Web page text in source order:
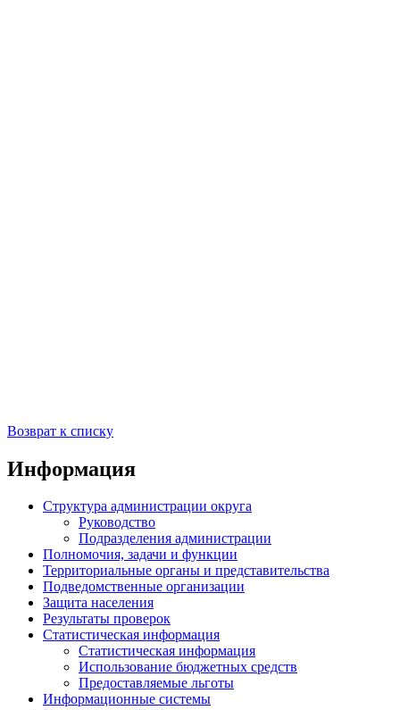
Возврат к списку
Информация
Структура администрации округа
Руководство
Подразделения администрации
Полномочия, задачи и функции
Территориальные органы и представительства
Подведомственные организации
Защита населения
Результаты проверок
Статистическая информация
Статистическая информация
Использование бюджетных средств
Предоставляемые льготы
Информационные системы